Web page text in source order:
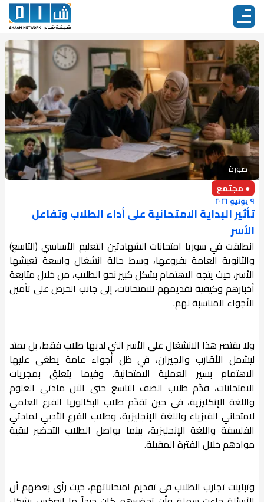
صورة
● مجتمع
٩ يونيو ٢٠٢٦
تأثير البداية الامتحانية على أداء الطلاب وتفاعل
الأسر
انطلقت في سوريا امتحانات الشهادتين التعليم الأساسي (التاسع)
والثانوية العامة بفروعها، وسط حالة انشغال واسعة تعيشها
الأسر، حيث يتجه الاهتمام بشكل كبير نحو الطلاب، من خلال متابعة
أخبارهم وكيفية تقديمهم للامتحانات، إلى جانب الحرص على تأمين
الأجواء المناسبة لهم.
ولا يقتصر هذا الانشغال على الأسر التي لديها طلاب فقط، بل يمتد
ليشمل الأقارب والجيران، في ظل أجواء عامة يطغى عليها
الاهتمام بسير العملية الامتحانية. وفيما يتعلق بمجريات
الامتحانات، قدّم طلاب الصف التاسع حتى الآن مادتي العلوم
واللغة الإنكليزية، في حين تقدّم طلاب البكالوريا الفرع العلمي
لامتحاني الفيزياء واللغة الإنجليزية، وطلاب الفرع الأدبي لمادتي
الفلسفة واللغة الإنجليزية، بينما يواصل الطلاب التحضير لبقية
موادهم خلال الفترة المقبلة.
وتباينت تجارب الطلاب في تقديم امتحاناتهم، حيث رأى بعضهم أن